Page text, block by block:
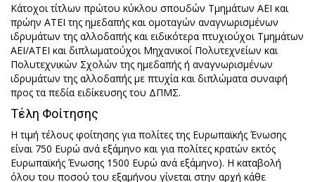
Κάτοχοι τίτλων πρώτου κύκλου σπουδών Τμημάτων ΑΕΙ και
πρώην ΑΤΕΙ της ημεδαπής και ομοταγών αναγνωρισμένων
ιδρυμάτων της αλλοδαπής και ειδικότερα πτυχιούχοι Τμημάτων
ΑΕΙ/ΑΤΕΙ και διπλωματούχοι Μηχανικοί Πολυτεχνείων και
Πολυτεχνικών Σχολών της ημεδαπής ή αναγνωρισμένων
ιδρυμάτων της αλλοδαπής με πτυχία και διπλώματα συναφή
προς τα πεδία ειδίκευσης του ΔΠΜΣ.
Τέλη Φοίτησης
Η τιμή τέλους φοίτησης για πολίτες της Ευρωπαϊκής Ένωσης
είναι 750 Ευρώ ανά εξάμηνο και για πολίτες κρατών εκτός
Ευρωπαϊκής Ένωσης 1500 Ευρώ ανά εξάμηνο). Η καταβολή
όλου του ποσού του εξαμήνου γίνεται στην αρχή κάθε